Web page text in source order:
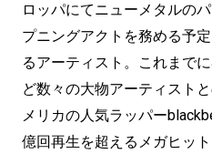
ロッパにてニューメタルの
プニングアクトを務める予
るアーティスト。これまで
ど数々の大物アーティスト
メリカの人気ラッパー
億回再生を超えるメガヒッ